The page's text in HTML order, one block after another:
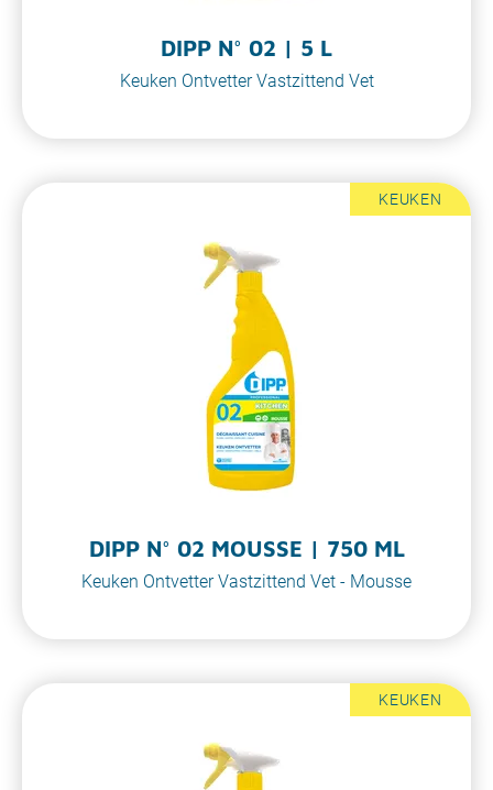
DIPP N° 02 | 5 L
Keuken Ontvetter Vastzittend Vet
KEUKEN
DIPP N° 02 MOUSSE | 750 ML
Keuken Ontvetter Vastzittend Vet - Mousse
KEUKEN